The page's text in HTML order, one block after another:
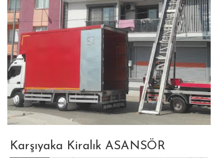
Karşıyaka Kiralık ASANSÖR